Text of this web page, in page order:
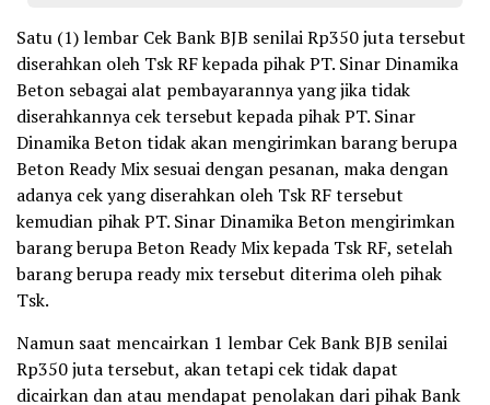
Satu (1) lembar Cek Bank BJB senilai Rp350 juta tersebut
diserahkan oleh Tsk RF kepada pihak PT. Sinar Dinamika
Beton sebagai alat pembayarannya yang jika tidak
diserahkannya cek tersebut kepada pihak PT. Sinar
Dinamika Beton tidak akan mengirimkan barang berupa
Beton Ready Mix sesuai dengan pesanan, maka dengan
adanya cek yang diserahkan oleh Tsk RF tersebut
kemudian pihak PT. Sinar Dinamika Beton mengirimkan
barang berupa Beton Ready Mix kepada Tsk RF, setelah
barang berupa ready mix tersebut diterima oleh pihak
Tsk.
Namun saat mencairkan 1 lembar Cek Bank BJB senilai
Rp350 juta tersebut, akan tetapi cek tidak dapat
dicairkan dan atau mendapat penolakan dari pihak Bank